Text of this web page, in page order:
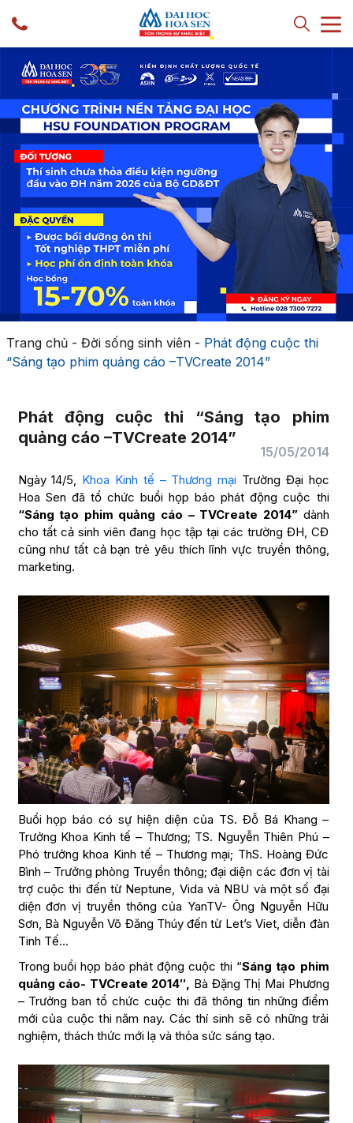
Trang chủ- Đời sống sinh viên- Phát động cuộc thi
“Sáng tạo phim quảng cáo –TVCreate 2014”
Phát động cuộc thi “Sáng tạo phim
quảng cáo –TVCreate 2014”
15/05/2014
Ngày 14/5, Khoa Kinh tế – Thương mại Trường Đại học
Hoa Sen đã tổ chức buổi họp báo phát động cuộc thi
“Sáng tạo phim quảng cáo – TVCreate 2014” dành
cho tất cả sinh viên đang học tập tại các trường ĐH, CĐ
cũng như tất cả bạn trẻ yêu thích lĩnh vực truyền thông,
marketing.
Buổi họp báo có sự hiện diện của TS. Đỗ Bá Khang –
Trưởng Khoa Kinh tế – Thương; TS. Nguyễn Thiên Phú –
Phó trưởng khoa Kinh tế – Thương mại; ThS. Hoàng Đức
Bình – Trưởng phòng Truyền thông; đại diện các đơn vị tài
trợ cuộc thi đến từ Neptune, Vida và NBU và một số đại
diện đơn vị truyền thông của YanTV- Ông Nguyễn Hữu
Sơn, Bà Nguyễn Võ Đăng Thúy đến từ Let’s Viet, diễn đàn
Tinh Tế…
Trong buổi họp báo phát động cuộc thi “Sáng tạo phim
quảng cáo- TVCreate 2014″, Bà Đặng Thị Mai Phương
– Trưởng ban tổ chức cuộc thi đã thông tin những điểm
mới của cuộc thi năm nay. Các thí sinh sẽ có những trải
nghiệm, thách thức mới lạ và thỏa sức sáng tạo.